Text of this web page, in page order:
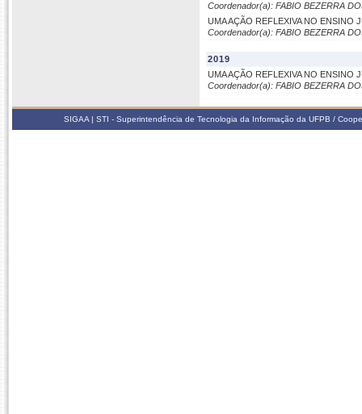
Coordenador(a): FABIO BEZERRA
UMA AÇÃO REFLEXIVA NO ENSINO
Coordenador(a): FABIO BEZERRA
2019
UMA AÇÃO REFLEXIVA NO ENSINO
Coordenador(a): FABIO BEZERRA
SIGAA | STI - Superintendência de Tecnologia da Informação da UFPB /